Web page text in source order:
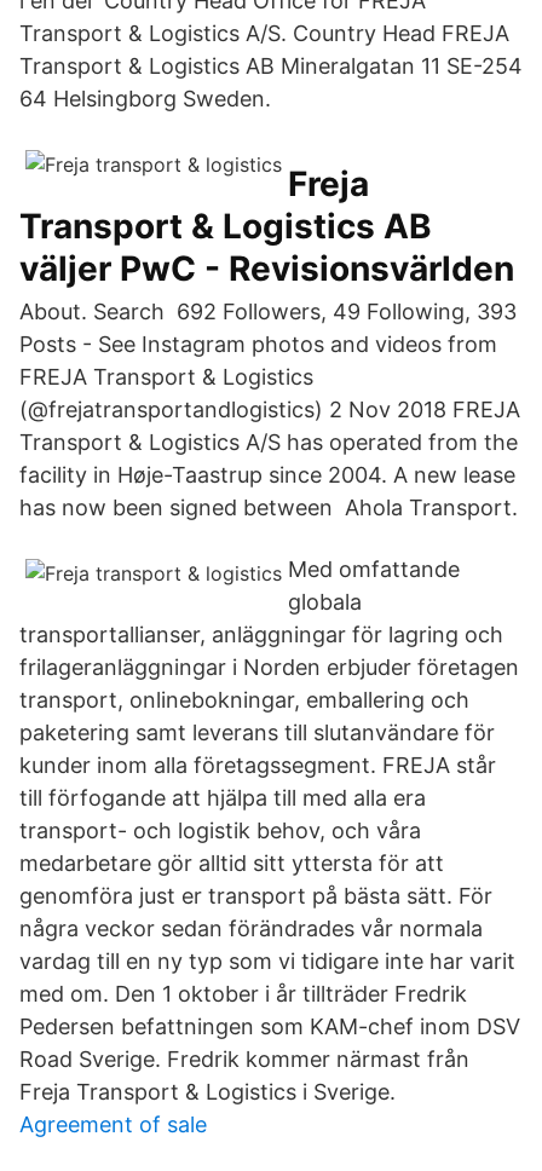
Transport & Logistics A/S. Country Head FREJA
Transport & Logistics AB Mineralgatan 11 SE-254
64 Helsingborg Sweden.
Freja
Transport & Logistics AB
väljer PwC - Revisionsvärlden
About. Search 692 Followers, 49 Following, 393
Posts - See Instagram photos and videos from
FREJA Transport & Logistics
(@frejatransportandlogistics) 2 Nov 2018 FREJA
Transport & Logistics A/S has operated from the
facility in Høje-Taastrup since 2004. A new lease
has now been signed between Ahola Transport.
Med omfattande
globala
transportallianser, anläggningar för lagring och
frilageranläggningar i Norden erbjuder företagen
transport, onlinebokningar, emballering och
paketering samt leverans till slutanvändare för
kunder inom alla företagssegment. FREJA står
till förfogande att hjälpa till med alla era
transport- och logistik behov, och våra
medarbetare gör alltid sitt yttersta för att
genomföra just er transport på bästa sätt. För
några veckor sedan förändrades vår normala
vardag till en ny typ som vi tidigare inte har varit
med om. Den 1 oktober i år tillträder Fredrik
Pedersen befattningen som KAM-chef inom DSV
Road Sverige. Fredrik kommer närmast från
Freja Transport & Logistics i Sverige.
Agreement of sale